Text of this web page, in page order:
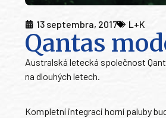
13 septembra, 2017 L+K
Qantas
Australská letecká společnost
na dlouhých letech.
Kompletní integraci horní paluby